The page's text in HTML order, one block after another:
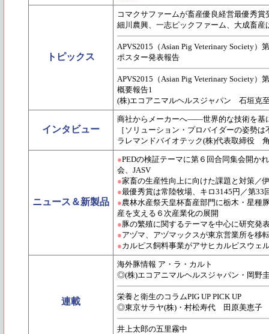
トピックス
コマクサファームが畜産優良経営最優秀賞
細川農興、一志ピックファーム、大成畜産
APVS2015（Asian Pig Veterinary Society）
ポスター発表報告
APVS2015（Asian Pig Veterinary Society）
概要報告1
(株)エコアニマルヘルスジャパン 石垣克
インタビュー
商社からメーカーへ――世界的な技術を基
［ソリューション・プロバイダーの姿勢は
ラレマンドバイオテック(株)代表取締役
ニュース＆新製品
●PEDの検証テーマに第６回合同集会開か
会、JASV
●家畜の生産性向上に向けた課題と対策／
●最優秀賞は常陸牧場、キロ3145円／第
●農林水産祭天皇杯畜産部門に栃木・星種
産を支える６次産業化の展開
●豚の繁殖に関するテーマを中心に研究発
●アヅマ、アヅマックスが東京営業所を移
●カルピス飼料事業がアサヒカルピスウェ
連載
海外豚情報 ア・ラ・カルト
◎(株)エコアニマルヘルスジャパン・岡野
栄養と衛生のコラムPIG UP PICK UP
◎東京サラヤ(株)・村松寿代 田原美恵子
井上太郎の五里霧中